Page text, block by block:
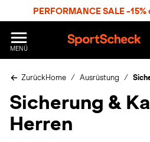
PERFORMANCE SALE -
MENÜ
p
r
S
h
ZurückHome Ausrüstung
Sicherung &
Herren